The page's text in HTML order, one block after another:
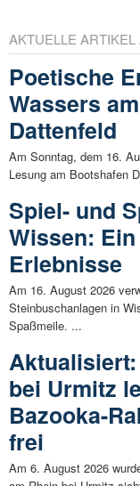
AKTUELLE
Poetische
Wassers
Dattenfeld
Am Sonntag, dem 16.
Lesung am Bootshafen
Spiel- und
Wissen:
Erlebnisse
Am 16. August 2026
Steinbuschanlagen in
Spaßmeile. ...
bei Urmitz
Bazooka-
frei
Am 6. August 2026